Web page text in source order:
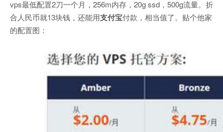
vps最低配置2刀一个月，256m内存，20g ssd，500g流量。折
合人民币就13块钱，还能用支付宝付款，相当值了。贴个他家
的配置图：